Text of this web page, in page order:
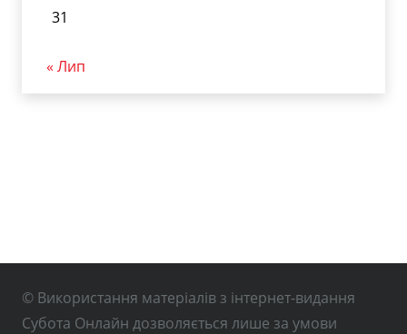
31
« Лип
© Використання матеріалів з інтернет-видання
Субота Онлайн дозволяється лише за умови